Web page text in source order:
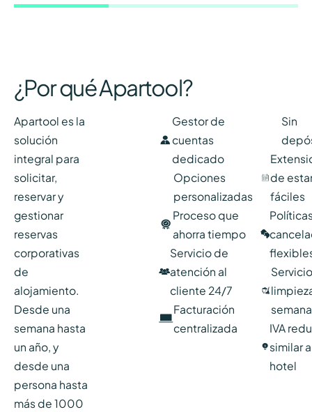
¿Por qué Apartool?
Apartool es la
solución
integral para
solicitar,
reservar y
gestionar
reservas
corporativas
de
alojamiento.
Desde una
semana hasta
un año, y
desde una
persona hasta
más de 1000
Gestor de
cuentas
dedicado
Opciones
personalizadas
Proceso que
ahorra tiempo
Servicio de
atención al
cliente 24/7
Facturación
centralizada
Sin
de
fáciles
IVA
similar
hotel